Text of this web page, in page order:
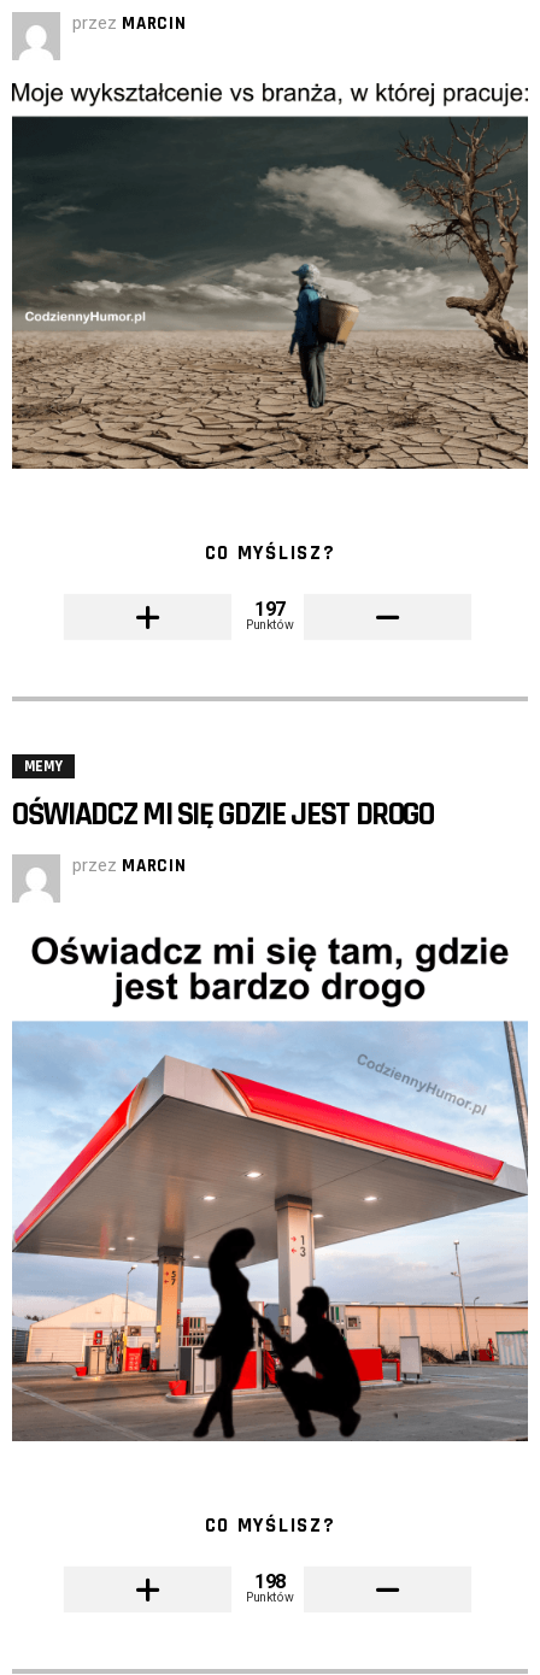
przez MARCIN
CO MYŚLISZ?
197
Punktów
MEMY
OŚWIADCZ MI SIĘ GDZIE JEST DROGO
przez MARCIN
CO MYŚLISZ?
198
Punktów